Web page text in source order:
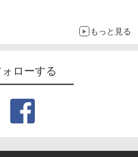
もっと見る
ローする